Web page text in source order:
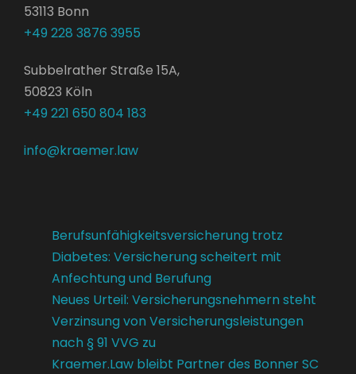
53113 Bonn
+49 228 3876 3955
Subbelrather Straße 15A,
50823 Köln
+49 221 650 804 183
info@kraemer.law
Berufsunfähigkeitsversicherung trotz
Diabetes: Versicherung scheitert mit
Anfechtung und Berufung
Neues Urteil: Versicherungsnehmern steht
Verzinsung von Versicherungsleistungen
nach § 91 VVG zu
Kraemer.Law bleibt Partner des Bonner SC